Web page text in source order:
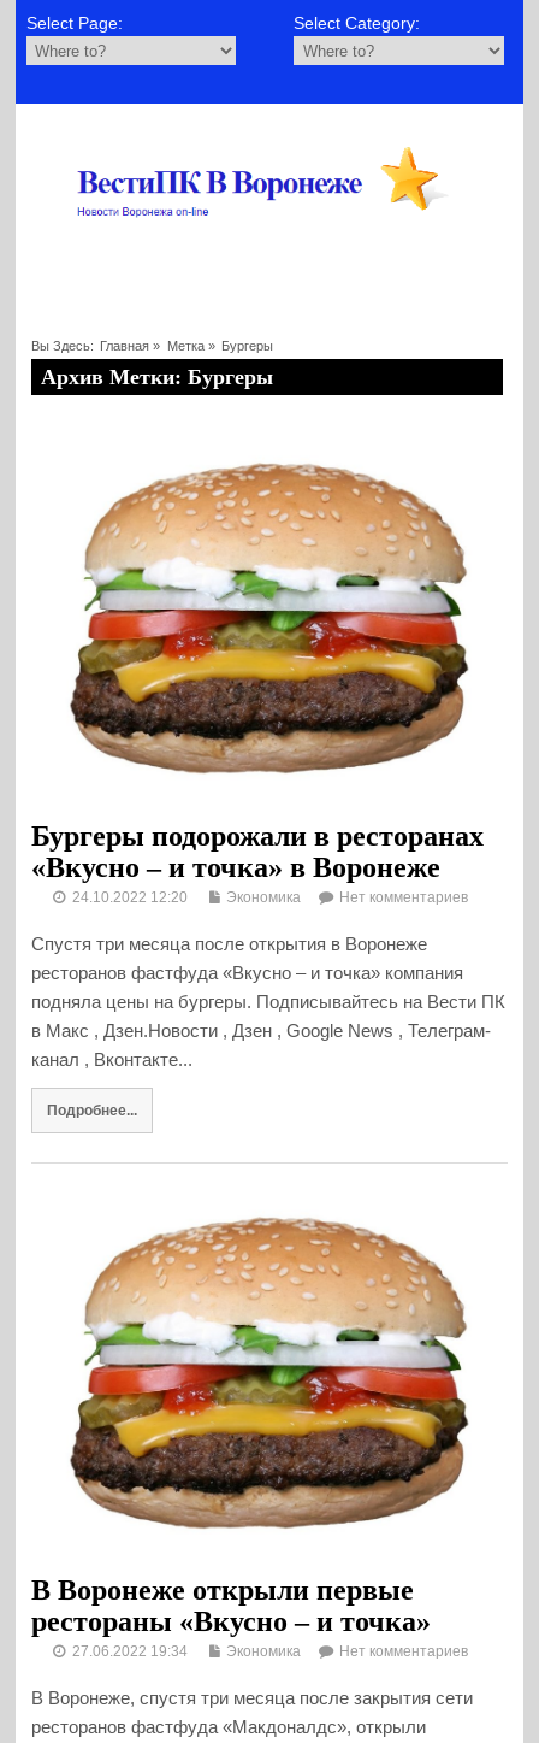
Select Page: Select Category:
Вы Здесь: Главная » Метка » Бургеры
Архив Метки: Бургеры
Бургеры подорожали в ресторанах
«Вкусно – и точка» в Воронеже
24.10.2022 12:20 Экономика Нет комментариев
Спустя три месяца после открытия в Воронеже
ресторанов фастфуда «Вкусно – и точка» компания
подняла цены на бургеры. Подписывайтесь на Вести ПК
в Макс , Дзен.Новости , Дзен , Google News , Телеграм-
канал , Вконтакте...
Подробнее...
В Воронеже открыли первые
рестораны «Вкусно – и точка»
27.06.2022 19:34 Экономика Нет комментариев
В Воронеже, спустя три месяца после закрытия сети
ресторанов фастфуда «Макдоналдс», открыли